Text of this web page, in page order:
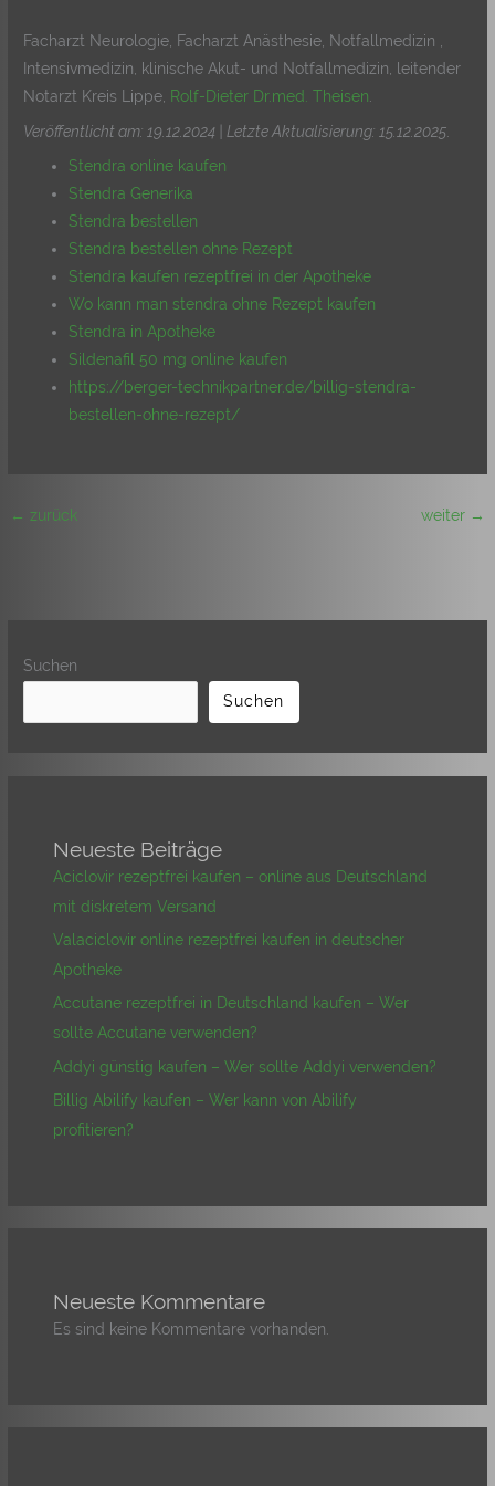
Facharzt Neurologie, Facharzt Anästhesie, Notfallmedizin ,
Intensivmedizin, klinische Akut- und Notfallmedizin, leitender
Notarzt Kreis Lippe, Rolf-Dieter Dr.med. Theisen
Veröffentlicht am: 19.12.2024 | Letzte Aktualisierung: 15.12.2025
Stendra online kaufen
Stendra Generika
Stendra bestellen
Stendra bestellen ohne Rezept
Stendra kaufen rezeptfrei in der Apotheke
Wo kann man stendra ohne Rezept kaufen
Stendra in Apotheke
Sildenafil 50 mg online kaufen
https://berger-technikpartner.de/billig-stendra-
bestellen-ohne-rezept/
← zurück weiter →
Suchen
Suchen
Neueste Beiträge
Aciclovir rezeptfrei kaufen – online aus Deutschland
mit diskretem Versand
Valaciclovir online rezeptfrei kaufen in deutscher
Apotheke
Accutane rezeptfrei in Deutschland kaufen – Wer
sollte Accutane verwenden?
Addyi günstig kaufen – Wer sollte Addyi verwenden?
Billig Abilify kaufen – Wer kann von Abilify
profitieren?
Neueste Kommentare
Es sind keine Kommentare vorhanden.